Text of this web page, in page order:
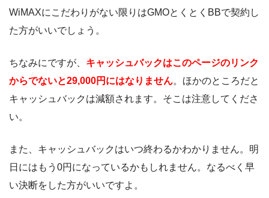
WiMAXにこだわりがない限りはGMOとくとくBBで契約し
た方がいいでしょう。
ちなみにですが、 キャッシュバックはこのページのリンク
からでないと29,000円にはなりません。ほかのところだと
キャッシュバックは減額されます。そこは注意してくださ
い。
また、キャッシュバックはいつ終わるかわかりません。明
日にはもう0円になっているかもしれません。なるべく早
い決断をした方がいいですよ。